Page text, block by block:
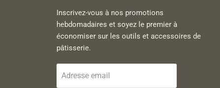
Inscrivez-vous à nos promotions
hebdomadaires et soyez le premier à
économiser sur les outils et accessoires de
pâtisserie.
Adresse email